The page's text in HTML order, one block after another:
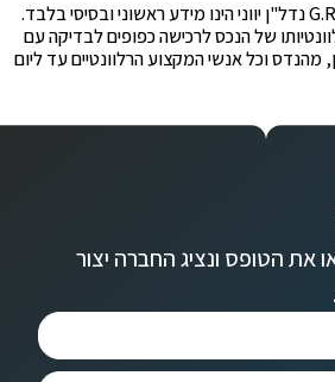
*כל המידע המוצג באתר G.R.E נדל"ן יווני הינו מידע ראשוני ובסיסי בלבד.
של הנכס לרכישה כפופים לבדיקה עם
מהנדס וכל אנשי המקצוע הרלוונטיים עד ליום
את הטופס ונציג החברה יצור